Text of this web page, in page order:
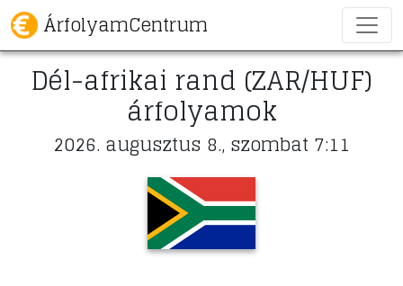
ÁrfolyamCentrum
Dél-afrikai rand (ZAR/HUF)
árfolyamok
2026. augusztus 8., szombat 7:11